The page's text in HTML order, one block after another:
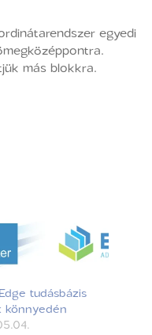
egyedi
más blokkra.
tudásbázis
könnyedén